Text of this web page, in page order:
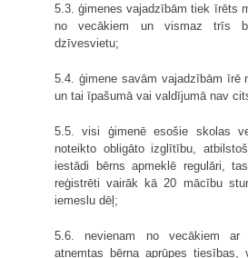
5.3. ģimenes vajadzībām tiek īrēts
no vecākiem un vismaz trīs
dzīvesvietu;
5.4. ģimene savām vajadzībām īrē
un tai īpašumā vai valdījumā nav
5.5. visi ģimenē esošie skolas
noteikto obligāto izglītību,
iestādi bērns apmeklē regulāri,
reģistrēti vairāk kā 20 mācību
iemeslu dēļ;
5.6. nevienam no vecākiem ar
atņemtas bērna aprūpes